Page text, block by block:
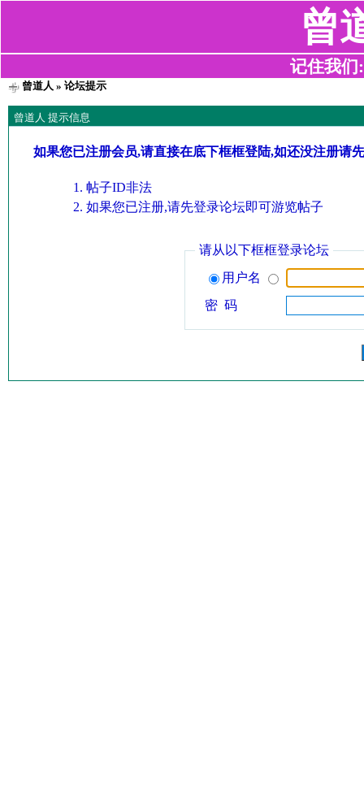
曾
记住我们
曾道人 » 论坛提示
曾道人 提示信息
如果您已注册会员,请直接在底下框框登陆,如还没注册请
帖子ID非法
如果您已注册,请先登录论坛即可游览帖子
请从以下框框登录论坛
用户名
密 码